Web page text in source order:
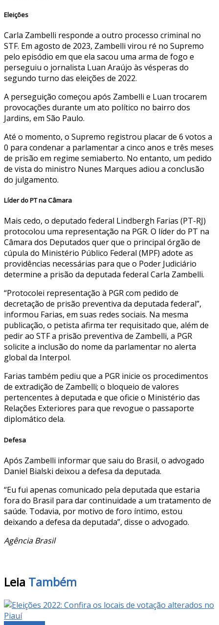
Eleições
Carla Zambelli responde a outro processo criminal no
STF. Em agosto de 2023, Zambelli virou ré no Supremo
pelo episódio em que ela sacou uma arma de fogo e
perseguiu o jornalista Luan Araújo às vésperas do
segundo turno das eleições de 2022.
A perseguição começou após Zambelli e Luan trocarem
provocações durante um ato político no bairro dos
Jardins, em São Paulo.
Até o momento, o Supremo registrou placar de 6 votos a
0 para condenar a parlamentar a cinco anos e três meses
de prisão em regime semiaberto. No entanto, um pedido
de vista do ministro Nunes Marques adiou a conclusão
do julgamento.
Líder do PT na Câmara
Mais cedo, o deputado federal Lindbergh Farias (PT-RJ)
protocolou uma representação na PGR. O líder do PT na
Câmara dos Deputados quer que o principal órgão de
cúpula do Ministério Público Federal (MPF) adote as
providências necessárias para que o Poder Judiciário
determine a prisão da deputada federal Carla Zambelli.
“Protocolei representação à PGR com pedido de
decretação de prisão preventiva da deputada federal”,
informou Farias, em suas redes sociais. Na mesma
publicação, o petista afirma ter requisitado que, além de
pedir ao STF a prisão preventiva de Zambelli, a PGR
solicite a inclusão do nome da parlamentar no alerta
global da Interpol.
Farias também pediu que a PGR inicie os procedimentos
de extradição de Zambelli; o bloqueio de valores
pertencentes à deputada e que oficie o Ministério das
Relações Exteriores para que revogue o passaporte
diplomático dela.
Defesa
Após Zambelli informar que saiu do Brasil, o advogado
Daniel Bialski deixou a defesa da deputada.
“Eu fui apenas comunicado pela deputada que estaria
fora do Brasil para dar continuidade a um tratamento de
saúde. Todavia, por motivo de foro íntimo, estou
deixando a defesa da deputada”, disse o advogado.
Agência Brasil
Leia Também